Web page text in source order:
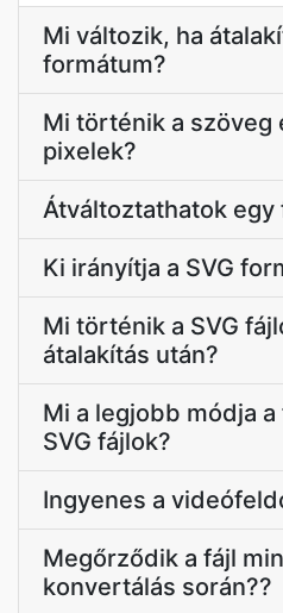
Mi változik, ha
formátum?
Mi történik a szöveg
pixelek?
Átváltoztathatok egy
Ki irányítja a SVG
Mi történik a SVG
átalakítás után?
Mi a legjobb módja
SVG fájlok?
Ingyenes a
Megőrződik a fájl
konvertálás során??